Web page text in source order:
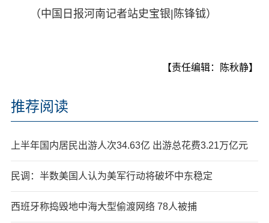
（中国日报河南记者站史宝银|陈锋钺）
【责任编辑：陈秋静】
推荐阅读
上半年国内居民出游人次34.63亿 出游总花费3.21万亿元
民调：半数美国人认为美军行动将破坏中东稳定
西班牙称捣毁地中海大型偷渡网络 78人被捕